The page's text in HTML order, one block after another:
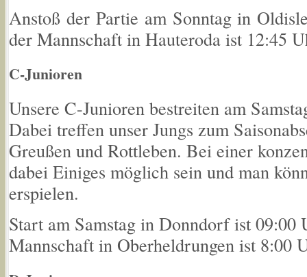
Anstoß der Partie am Sonntag in
der Mannschaft in Hauteroda ist 12:45
C-Junioren
Unsere C-Junioren bestreiten am
Dabei treffen unser Jungs zum
Greußen und Rottleben. Bei einer
dabei Einiges möglich sein und man
erspielen.
Start am Samstag in Donndorf ist 09:00
Mannschaft in Oberheldrungen ist 8:00